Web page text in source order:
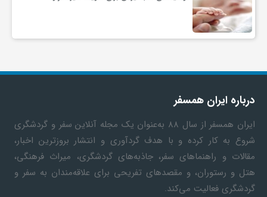
درباره ایران همسفر
ایران همسفر
از سال ۸۸ به‎‌عنوان یک مجله آنلاین سفر و گردشگری
شروع به کار کرده و با هدف گردآوری و انتشار بروزترین اخبار،
مقالات و راهنماهای سفر، جاذبه‌های گردشگری، میراث فرهنگی،
هتل و رستوران، و مقصدهای تفریحی برای علاقه‌مندان به سفر و
گردشگری فعالیت می‌کند.